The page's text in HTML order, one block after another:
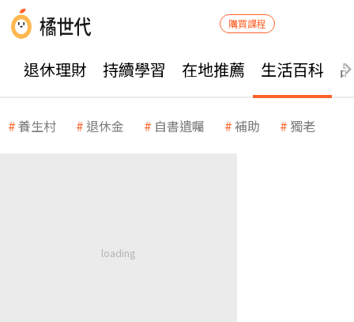
購買課程
退休理財 持續學習 在地推薦 生活百科
養生村 退休金 自書遺囑 補助 獨老